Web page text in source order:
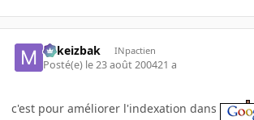
Mikeizbak INpactien
Posté(e) le 23 août 200421 a
c'est pour améliorer l'indexation dans